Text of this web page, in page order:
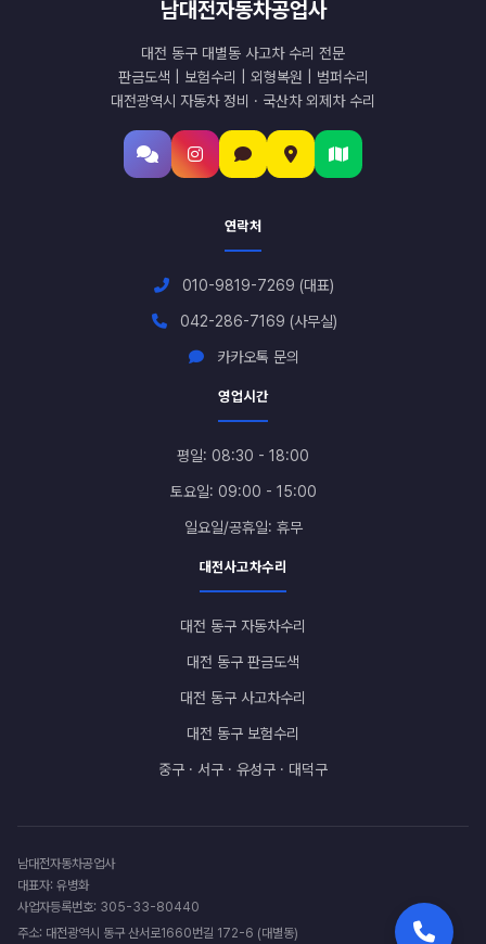
남대전자동차공업사
대전 동구 대별동 사고차 수리 전문
판금도색 | 보험수리 | 외형복원 | 범퍼수리
대전광역시 자동차 정비 · 국산차 외제차 수리
연락처
010-9819-7269 (대표)
042-286-7169 (사무실)
카카오톡 문의
영업시간
평일: 08:30 - 18:00
토요일: 09:00 - 15:00
일요일/공휴일: 휴무
대전사고차수리
대전 동구 자동차수리
대전 동구 판금도색
대전 동구 사고차수리
대전 동구 보험수리
중구 · 서구 · 유성구 · 대덕구
남대전자동차공업사
대표자: 유병화
사업자등록번호: 305-33-80440
주소: 대전광역시 동구 산서로1660번길 172-6 (대별동)